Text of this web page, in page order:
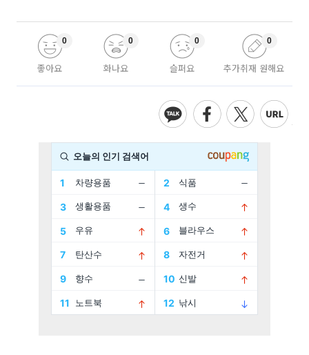
좋아요
0
화나요
0
슬퍼요
0
추가취재 원해요
0